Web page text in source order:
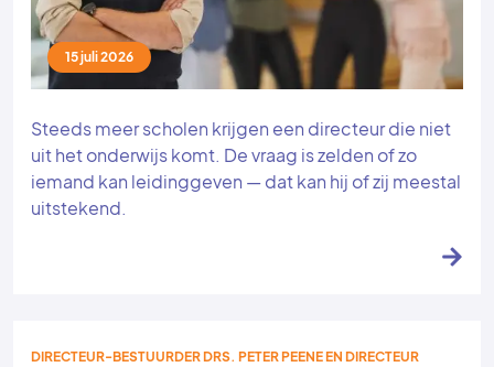
15 juli 2026
Steeds meer scholen krijgen een directeur die niet
uit het onderwijs komt. De vraag is zelden of zo
iemand kan leidinggeven — dat kan hij of zij meestal
uitstekend.
DIRECTEUR-BESTUURDER DRS. PETER PEENE EN DIRECTEUR